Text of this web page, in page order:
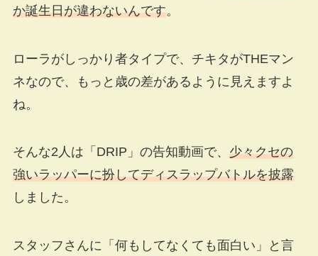
か誕生日が違わないんです。
ローラがしっかり者タイプで、チキタがTHEマン
ネなので、もっと歳の差があるように見えますよ
ね。
そんな2人は「DRIP」の告知動画で、 少々クセの
強いラッパーに扮してディスラップバトルを披露
しました。
スタッフさんに「何もしてなくても面白い」と言